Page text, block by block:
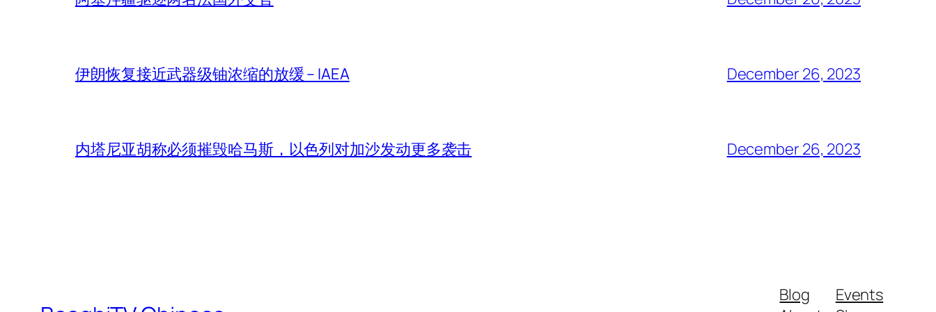
伊朗恢复接近武器级铀浓缩的放缓 – IAEA December 26, 2023
内塔尼亚胡称必须摧毁哈马斯，以色列对加沙发动更多袭击 December 26, 2023
Blog
Events